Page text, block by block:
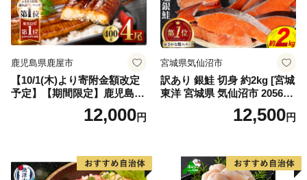
鹿児島県鹿屋市
【10/1(木)より寄附金額改定
予定】【期間限定】鹿児島県
大隅産うなぎ蒲焼4尾（400
g） KN007-02312,000円
宮城県気仙沼市
訳あり 銀鮭 切身 約2kg [宮城
東洋 宮城県 気仙沼市 205649
91] 鮭 魚介類 海鮮 訳アリ 規
格外 不揃い さけ サケ 鮭切身
切り身 魚 わけあり
12,500円